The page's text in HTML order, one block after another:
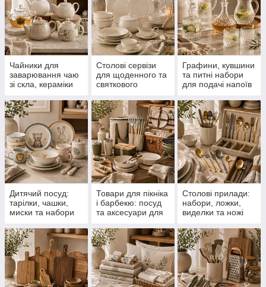
Чайники для
заварювання чаю
зі скла, кераміки
Столові сервізи
для щоденного та
святкового
Графини, кувшини
та питні набори
для подачі напоїв
Дитячий посуд:
тарілки, чашки,
миски та набори
Товари для пікніка
і барбекю: посуд
та аксесуари для
Столові прилади:
набори, ложки,
виделки та ножі